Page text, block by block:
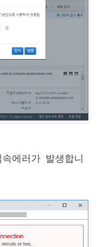
에러가 발생합니